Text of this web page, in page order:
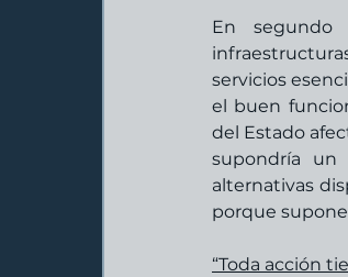
En segundo
servicios
el buen
del Estado
supondría un
alternativas
porque
“Toda acción